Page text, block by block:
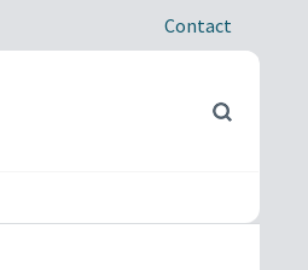
Contact